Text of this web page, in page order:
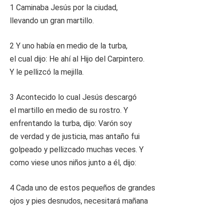
1 Caminaba Jesús por la ciudad,
llevando un gran martillo.
2 Y uno había en medio de la turba,
el cual dijo: He ahí al Hijo del Carpintero.
Y le pellizcó la mejilla.
3 Acontecido lo cual Jesús descargó
el martillo en medio de su rostro. Y
enfrentando la turba, dijo: Varón soy
de verdad y de justicia, mas antaño fui
golpeado y pellizcado muchas veces. Y
como viese unos niños junto a él, dijo:
4 Cada uno de estos pequeños de grandes
ojos y pies desnudos, necesitará mañana